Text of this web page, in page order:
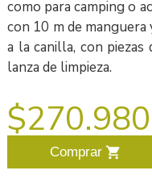
como para camping o
con 10 m de manguera
a la canilla, con
lanza de limpieza.
$270.980
Comprar shopping_cart